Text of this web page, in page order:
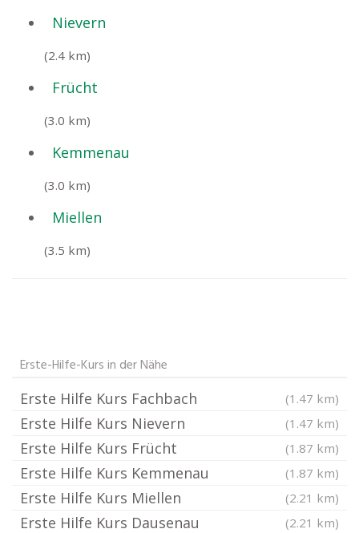
Nievern
(2.4 km)
Frücht
(3.0 km)
Kemmenau
(3.0 km)
Miellen
(3.5 km)
Erste-Hilfe-Kurs in der Nähe
Erste Hilfe Kurs Fachbach (1.47 km)
Erste Hilfe Kurs Nievern (1.47 km)
Erste Hilfe Kurs Frücht (1.87 km)
Erste Hilfe Kurs Kemmenau (1.87 km)
Erste Hilfe Kurs Miellen (2.21 km)
Erste Hilfe Kurs Dausenau (2.21 km)